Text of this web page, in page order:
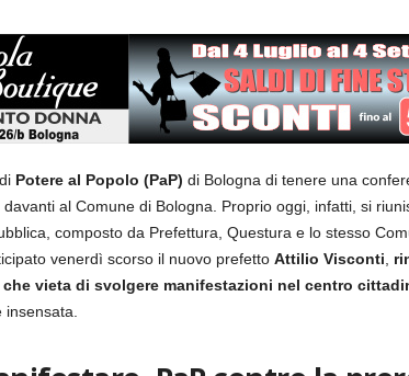
Potere al Popolo (PaP) di Bologna di tenere una
al Comune di Bologna. Proprio oggi, infatti, si
composto da Prefettura, Questura e lo stesso
venerdì scorso il nuovo prefetto Attilio Visconti
che vieta di svolgere manifestazioni nel centro